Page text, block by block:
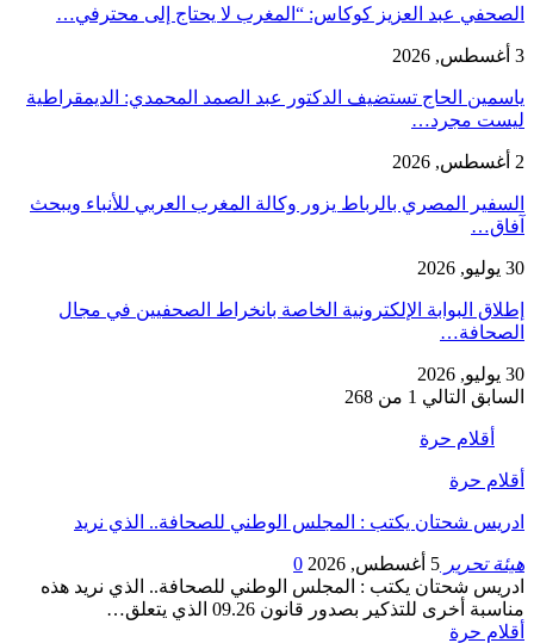
الصحفي عبد العزيز كوكاس: “المغرب لا يحتاج إلى محترفي…
3 أغسطس, 2026
ياسمين الحاج تستضيف الدكتور عبد الصمد المحمدي: الديمقراطية
ليست مجرد…
2 أغسطس, 2026
السفير المصري بالرباط يزور وكالة المغرب العربي للأنباء ويبحث
آفاق…
30 يوليو, 2026
إطلاق البوابة الإلكترونية الخاصة بانخراط الصحفيين في مجال
الصحافة…
30 يوليو, 2026
السابق التالي 1 من 268
أقلام حرة
أقلام حرة
ادريس شحتان يكتب : المجلس الوطني للصحافة.. الذي نريد
هيئة تحرير 5 أغسطس, 2026
0
ادريس شحتان يكتب : المجلس الوطني للصحافة.. الذي نريد هذه
مناسبة أخرى للتذكير بصدور قانون 09.26 الذي يتعلق…
أقلام حرة